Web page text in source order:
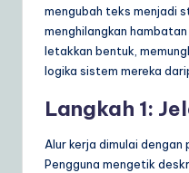
mengubah teks menjadi
menghilangkan
letakkan bentuk,
logika sistem mereka
Langkah 1:
Alur kerja dimulai
Pengguna mengetik